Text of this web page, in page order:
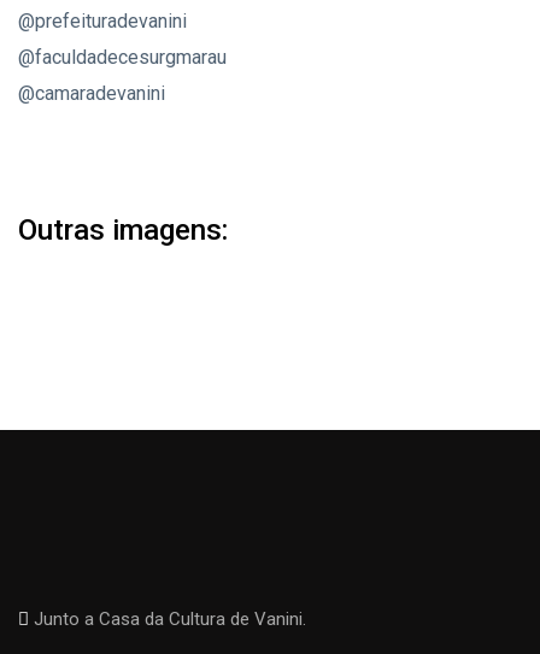
@prefeituradevanini
@faculdadecesurgmarau
@camaradevanini
Outras imagens:
Junto a Casa da Cultura de Vanini.